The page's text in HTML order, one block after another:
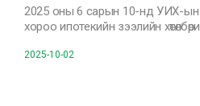
2025 оны 6 сарын 10-нд УИХ-ын
хороо ипотекийн зээлийн
2025-10-02